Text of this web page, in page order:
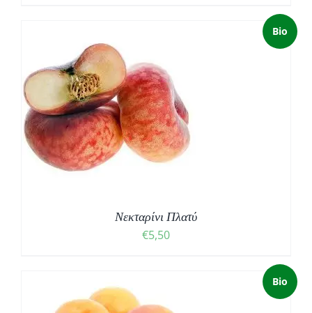
Bio
Νεκταρίνι Πλατύ
€5,50
Bio